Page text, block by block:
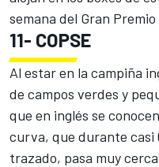
semana del Gran
11- COPSE
Al estar en la campiña
de campos verdes y
que en inglés se
curva, que durante casi
trazado, pasa muy